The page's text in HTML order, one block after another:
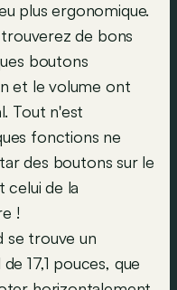
plus ergonomique.
de bons
boutons
et le volume ont
Tout n'est
fonctions ne
des boutons sur le
celui de la
!
se trouve un
17,1 pouces, que